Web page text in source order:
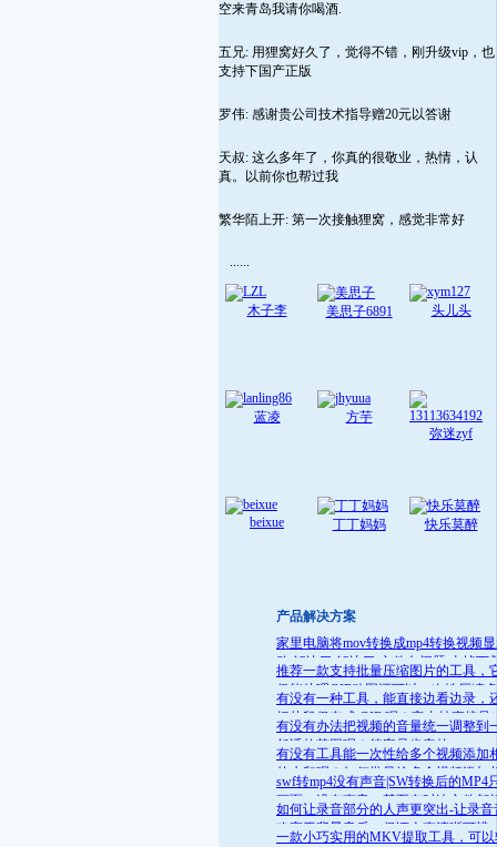
空来青岛我请你喝酒.
五兄: 用狸窝好久了，觉得不错，刚升级vip，也
支持下国产正版
罗伟: 感谢贵公司技术指导赠20元以答谢
天叔: 这么多年了，你真的很敬业，热情，认
真。以前你也帮过我
繁华陌上开: 第一次接触狸窝，感觉非常好
......
木子李 美思子6891 头儿头
蓝凌
方芋
弥迷zyf
beixue 丁丁妈妈 快乐莫醉
产品解决方案
家里电脑将mov转换成mp4转换视频
败 解决了:解决了 文件名问题 去掉下
就可
推荐一款支持批量压缩图片的工具，
仅能处理GIF动图还可以一次性压缩
件
有没有一种工具，能直接边看边录，
把片段保存成 GIF 呢？它支持直接导
GIF 格式，
有没有办法把视频的音量统一调整到
舒适的范围呢？答案是肯定的
有没有工具能一次性给多个视频添加
的水印呢？如何批量给多个视频添加
的水印
swf转mp4没有声音|SW转换后的MP4
画面，没有声音，甚至有时连文件都
开
如何让录音部分的人声更突出-让录音
略高于背景音乐，保证人声清晰可辨
一款小巧实用的MKV提取工具，可